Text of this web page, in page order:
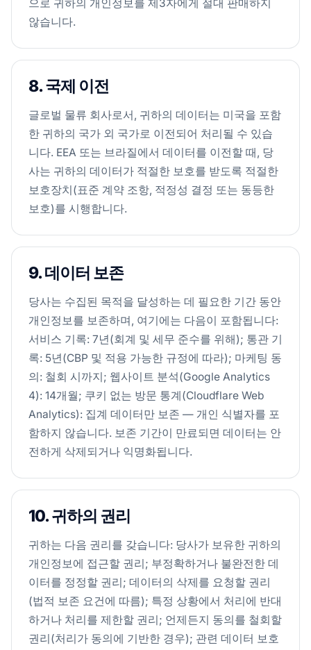
으로 귀하의 개인정보를 제3자에게 절대 판매하지
않습니다.
8. 국제 이전
글로벌 물류 회사로서, 귀하의 데이터는 미국을 포함
한 귀하의 국가 외 국가로 이전되어 처리될 수 있습
니다. EEA 또는 브라질에서 데이터를 이전할 때, 당
사는 귀하의 데이터가 적절한 보호를 받도록 적절한
보호장치(표준 계약 조항, 적정성 결정 또는 동등한
보호)를 시행합니다.
9. 데이터 보존
당사는 수집된 목적을 달성하는 데 필요한 기간 동안
개인정보를 보존하며, 여기에는 다음이 포함됩니다:
서비스 기록: 7년(회계 및 세무 준수를 위해); 통관 기
록: 5년(CBP 및 적용 가능한 규정에 따라); 마케팅 동
의: 철회 시까지; 웹사이트 분석(Google Analytics
4): 14개월; 쿠키 없는 방문 통계(Cloudflare Web
Analytics): 집계 데이터만 보존 — 개인 식별자를 포
함하지 않습니다. 보존 기간이 만료되면 데이터는 안
전하게 삭제되거나 익명화됩니다.
10. 귀하의 권리
귀하는 다음 권리를 갖습니다: 당사가 보유한 귀하의
개인정보에 접근할 권리; 부정확하거나 불완전한 데
이터를 정정할 권리; 데이터의 삭제를 요청할 권리
(법적 보존 요건에 따름); 특정 상황에서 처리에 반대
하거나 처리를 제한할 권리; 언제든지 동의를 철회할
권리(처리가 동의에 기반한 경우); 관련 데이터 보호